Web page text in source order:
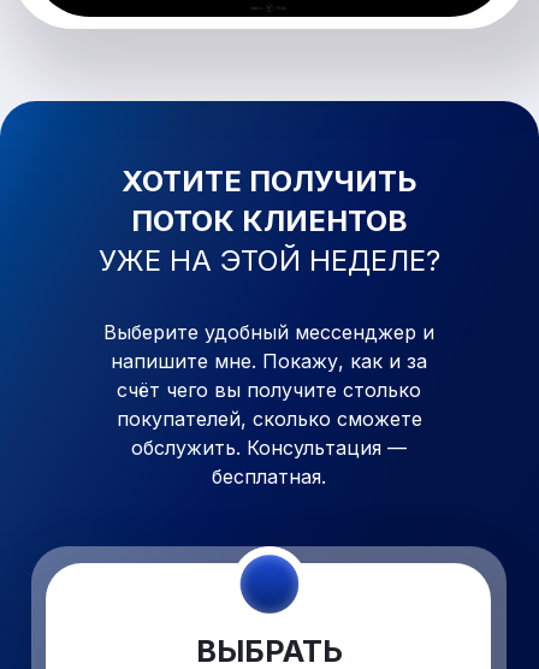
ХОТИТЕ ПОЛУЧИТЬ
ПОТОК КЛИЕНТОВ
УЖЕ НА ЭТОЙ НЕДЕЛЕ?
Выберите удобный мессенджер и
напишите мне. Покажу, как и за
счёт чего вы получите столько
покупателей, сколько сможете
обслужить. Консультация —
бесплатная.
ВЫБРАТЬ